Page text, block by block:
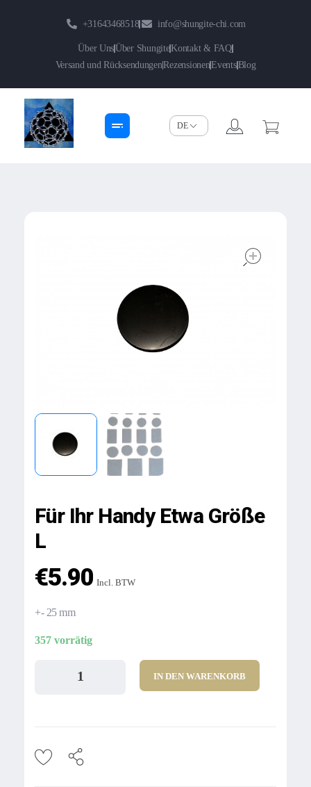
+31643468518 info@shungite-chi.com
Über UnsÜber ShungiteKontakt & FAQ
Versand und RücksendungenRezensionenEventsBlog
Für Ihr Handy Etwa Größe
L
€5.90 Incl. BTW
+- 25 mm
357 vorrätig
IN DEN WARENKORB